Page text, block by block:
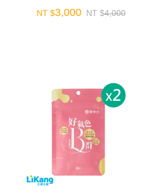
NT $3,000 NT $4,000